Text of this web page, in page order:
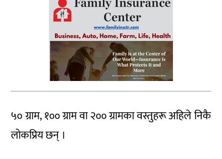
५० ग्राम, १०० ग्राम वा २०० ग्रामका वस्तुहरू अहिले निकै
लोकप्रिय छन् ।